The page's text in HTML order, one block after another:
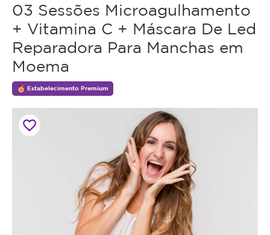
03 Sessões Microagulhamento
+ Vitamina C + Máscara De Led
Reparadora Para Manchas em
Moema
Estabelecimento Premium
favorite_border